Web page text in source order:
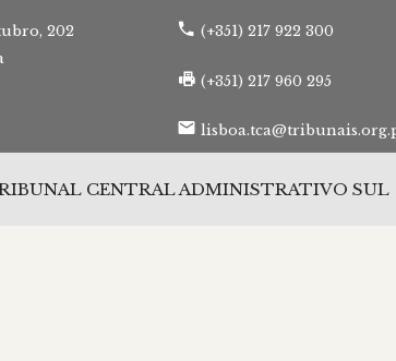
202
(+351) 217 922 300
(+351) 217 960 295
CENTRAL ADMINISTRATIVO SUL